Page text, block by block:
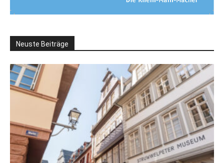
Neuste Beiträge